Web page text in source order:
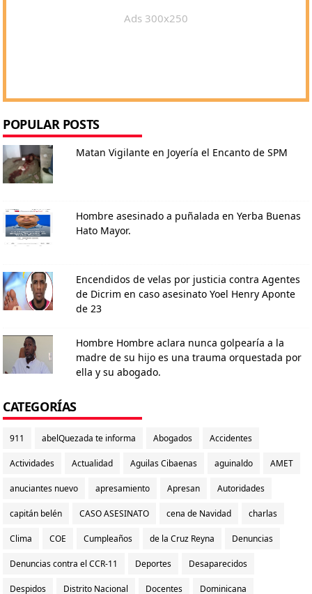
Ads 300x250
POPULAR POSTS
Matan Vigilante en Joyería el Encanto de SPM
Hombre asesinado a puñalada en Yerba Buenas
Hato Mayor.
Encendidos de velas por justicia contra Agentes
de Dicrim en caso asesinato Yoel Henry Aponte
de 23
Hombre Hombre aclara nunca golpearía a la
madre de su hijo es una trauma orquestada por
ella y su abogado.
CATEGORÍAS
911 abelQuezada te informa Abogados Accidentes
Actividades Actualidad Aguilas Cibaenas aguinaldo AMET
anuciantes nuevo apresamiento Apresan Autoridades
capitán belén CASO ASESINATO cena de Navidad charlas
Clima COE Cumpleaños de la Cruz Reyna Denuncias
Denuncias contra el CCR-11 Deportes Desaparecidos
Despidos Distrito Nacional Docentes Dominicana